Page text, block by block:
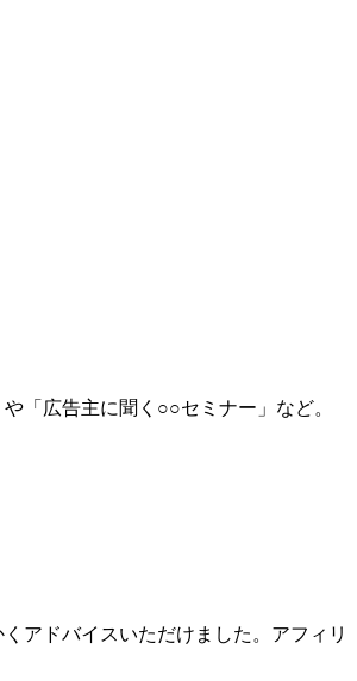
「広告主に聞く○○セミナー」など。
アドバイスいただけました。アフィリ